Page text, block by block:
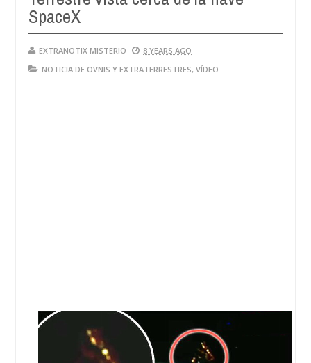
SpaceX
EXTRANOTIX MISTERIO
8 YEARS AGO
NOTICIA DE OVNIS Y EXTRATERRESTRES, VÍDEO